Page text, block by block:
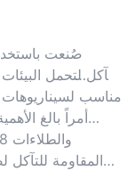
صُنعت
للتآكل لتحمل
مناسب لسيناريوهات
أمراً بالغ
الساعة
المقاومة